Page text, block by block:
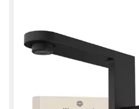
WASSERWERK
Waschtischarmatur WT 15 inkl.
Popup, wassersparend